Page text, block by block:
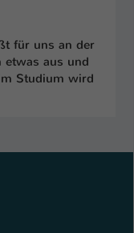
für uns an der
etwas aus und
Studium wird